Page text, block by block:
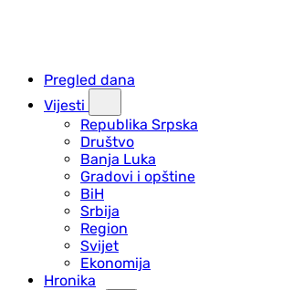
Pregled dana
Vijesti
Republika Srpska
Društvo
Banja Luka
Gradovi i opštine
BiH
Srbija
Region
Svijet
Ekonomija
Hronika